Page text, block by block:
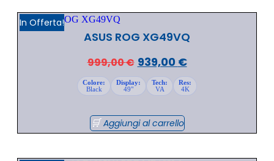
In Offerta!
ASUS ROG XG49VQ
999,00€ 939,00 €
Colore:
Black
Display:
49"
Tech:
VA
Res:
4K
Aggiungi al carrello